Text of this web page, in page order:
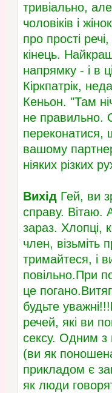
тривіально,
чоловіків і
про прості
кінець.
напрямку - і в
Кіркпатрік,
Кеньон. "Там
не правильно.
переконатися,
вашому
ніяких різких
ВихідГей, ви
справу. Вітаю.
зараз. Хлопці,
член, візьміть
тримайтеся, і
повільно.При
це
будьте уважні!!!
речей, які ви
сексу. Одним з
(ви як
прикладом є
як люди